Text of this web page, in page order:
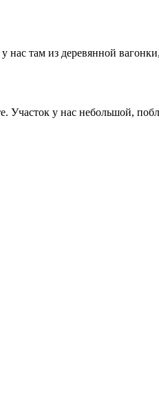
там из деревянной
Участок у нас небольшой,